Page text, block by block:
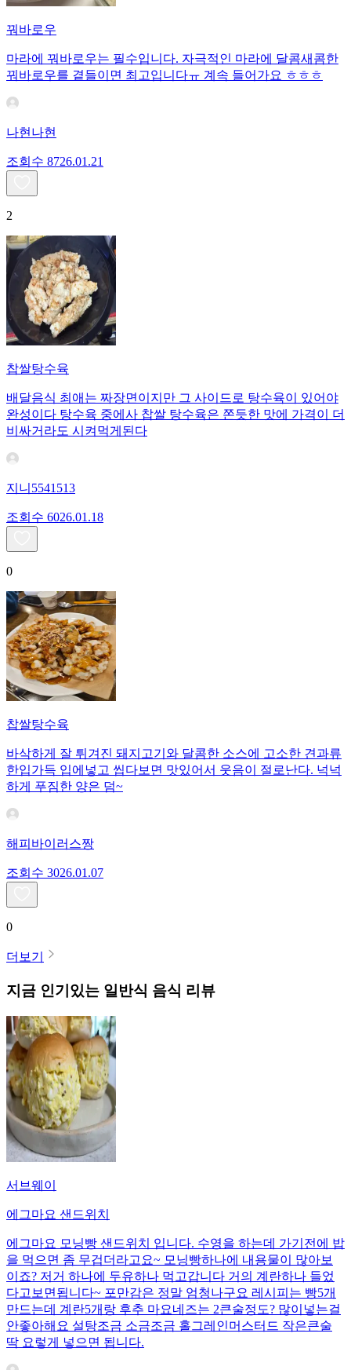
꿔바로우
마라에 꿔바로우는 필수입니다. 자극적인 마라에 달콤새콤한
꿔바로우를 곁들이면 최고입니다ㅠ 계속 들어가요 ㅎㅎㅎ
나현나현
조회수 8726.01.21
2
찹쌀탕수육
배달음식 최애는 짜장면이지만 그 사이드로 탕수육이 있어야
완성이다 탕수육 중에사 찹쌀 탕수육은 쫀듯한 맛에 가격이 더
비싸거라도 시켜먹게된다
지니5541513
조회수 6026.01.18
0
찹쌀탕수육
바삭하게 잘 튀겨진 돼지고기와 달콤한 소스에 고소한 견과류
한입가득 입에넣고 씹다보면 맛있어서 웃음이 절로난다. 넉넉
하게 푸짐한 양은 덤~
해피바이러스짱
조회수 3026.01.07
0
더보기
지금 인기있는 일반식 음식 리뷰
서브웨이
에그마요 샌드위치
에그마요 모닝빵 샌드위치 입니다. 수영을 하는데 가기전에 밥
을 먹으면 좀 무겁더라고요~ 모닝빵하나에 내용물이 많아보
이죠? 저거 하나에 두유하나 먹고갑니다 거의 계란하나 들었
다고보면됩니다~ 포만감은 정말 엄청나구요 레시피는 빵5개
만드는데 계란5개랑 후추 마요네즈는 2큰술정도? 많이넣는걸
안좋아해요 설탕조금 소금조금 홀그레인머스터드 작은큰술
딱 요렇게 넣으면 됩니다.